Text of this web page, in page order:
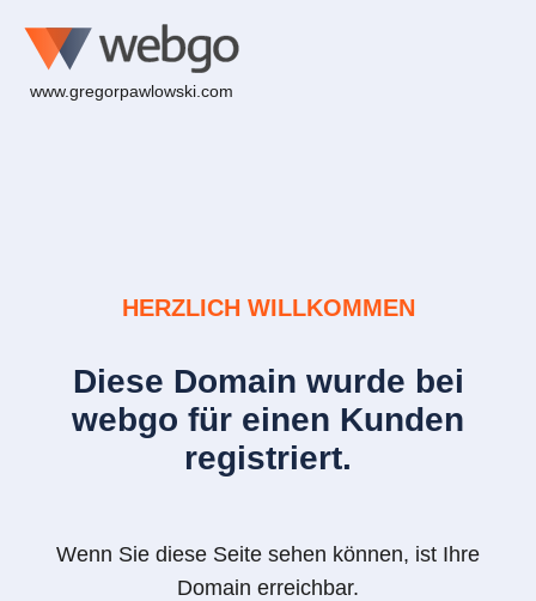
www.gregorpawlowski.com
HERZLICH WILLKOMMEN
Diese Domain wurde bei
webgo für einen Kunden
registriert.
Wenn Sie diese Seite sehen können, ist Ihre
Domain erreichbar.